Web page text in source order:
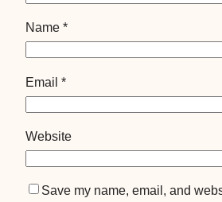
Name *
Email *
Website
Save my name, email, and